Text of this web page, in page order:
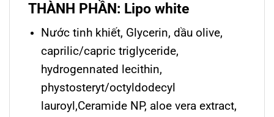
THÀNH PHẦN: Lipo white
Nước tinh khiết, Glycerin, dầu olive,
caprilic/capric triglyceride,
hydrogennated lecithin,
phystosteryt/octyldodecyl
lauroyl,Ceramide NP, aloe vera extract,